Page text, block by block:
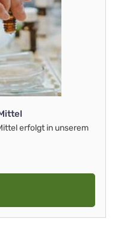
erfolgt in unserem